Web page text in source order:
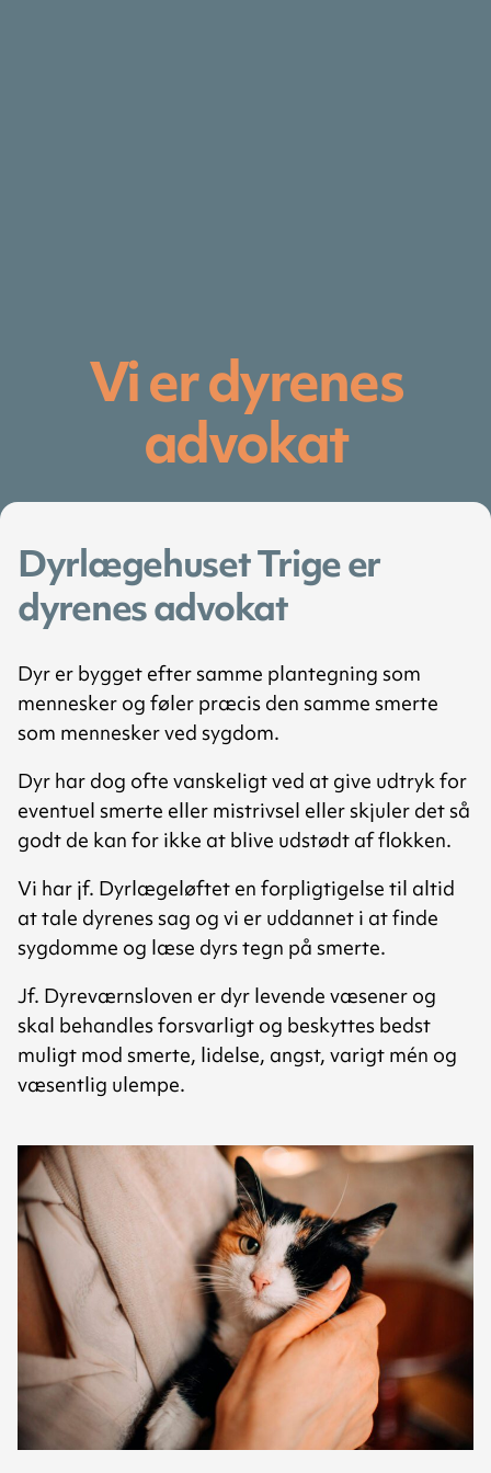
Vi er dyrenes
advokat
Dyrlægehuset Trige er
dyrenes advokat
Dyr er bygget efter samme plantegning som
mennesker og føler præcis den samme smerte
som mennesker ved sygdom.
Dyr har dog ofte vanskeligt ved at give udtryk for
eventuel smerte eller mistrivsel eller skjuler det så
godt de kan for ikke at blive udstødt af flokken.
Vi har jf. Dyrlægeløftet en forpligtigelse til altid
at tale dyrenes sag og vi er uddannet i at finde
sygdomme og læse dyrs tegn på smerte.
Jf. Dyreværnsloven er dyr levende væsener og
skal behandles forsvarligt og beskyttes bedst
muligt mod smerte, lidelse, angst, varigt mén og
væsentlig ulempe.